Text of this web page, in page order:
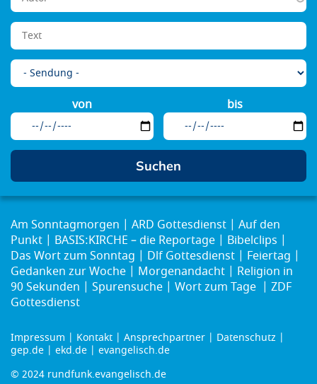
von bis
Am Sonntagmorgen ARD Gottesdienst
Auf den
Punkt
BASIS:KIRCHE – die Reportage
Bibelclips
Das Wort zum Sonntag
Dlf Gottesdienst
Feiertag
Gedanken zur Woche
Morgenandacht
Religion in
90 Sekunden
Spurensuche Wort zum Tage
ZDF
Gottesdienst
Footer
menu
Impressum Kontakt Ansprechpartner
Datenschutz
gep.de
ekd.de
evangelisch.de
© 2024 rundfunk.evangelisch.de